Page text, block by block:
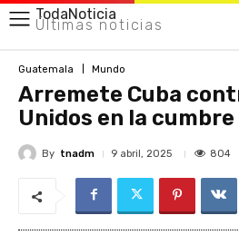
TodaNoticia
Últimas noticias
Guatemala Mundo
Arremete Cuba
Unidos en la cumbre
By tnadm 9 abril, 2025 804